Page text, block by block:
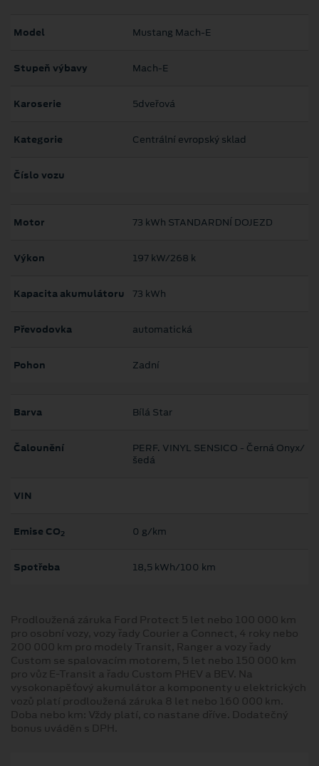
Model Mustang Mach‑E
Stupeň výbavy Mach-E
Karoserie 5dveřová
Kategorie Centrální evropský sklad
Číslo vozu
Motor 73 kWh STANDARDNÍ DOJEZD
Výkon 197 kW/268 k
Kapacita akumulátoru 73 kWh
Převodovka automatická
Pohon Zadní
Barva Bílá Star
Čalounění
PERF. VINYL SENSICO - Černá Onyx/
šedá
VIN
Emise CO2 0 g/km
Spotřeba 18,5 kWh/100 km
Prodloužená záruka Ford Protect 5 let nebo 100 000 km
pro osobní vozy, vozy řady Courier a Connect, 4 roky nebo
200 000 km pro modely Transit, Ranger a vozy řady
Custom se spalovacím motorem, 5 let nebo 150 000 km
pro vůz E-Transit a řadu Custom PHEV a BEV. Na
vysokonapěťový akumulátor a komponenty u elektrických
vozů platí prodloužená záruka 8 let nebo 160 000 km.
Doba nebo km: Vždy platí, co nastane dříve. Dodatečný
bonus uváděn s DPH.